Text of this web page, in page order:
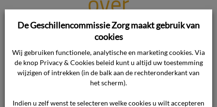
uitschrijfbrief en
facturering door
GGZ-aanbieder
De Geschillencommissie Zorg maakt gebruik van
cookies
Wij gebruiken functionele, analytische en marketing cookies. Via
de knop Privacy & Cookies beleid kunt u altijd uw toestemming
wijzigen of intrekken (in de balk aan de rechteronderkant van
het scherm).
Indien u zelf wenst te selecteren welke cookies u wilt accepteren